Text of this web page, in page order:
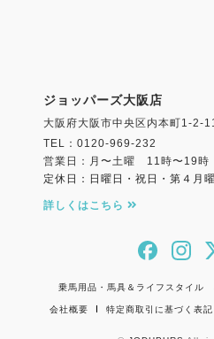
ジョッパーズ大阪店
大阪府大阪市中央区内本町1-2-
TEL：0120-969-232
営業日：月〜土曜 11時〜19時
定休日：日曜日・祝日・第４月曜
詳しくはこちら
乗馬用品・馬具＆ライフスタイル
会社概要 特定商取引に基づく表記